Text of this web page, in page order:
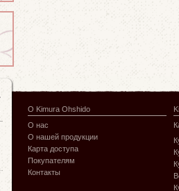
О Kimura Ohshido
О нас
О нашей продукции
Карта доступа
Покупателям
Контакты